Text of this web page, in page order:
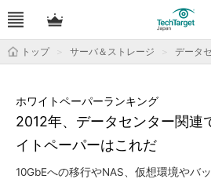
トップ サーバ＆ストレージ データ
2012年、データセンター関連
イトペーパーはこれだ
ホワイトペーパーランキング
10GbEへの移行やNAS、仮想環境やバ